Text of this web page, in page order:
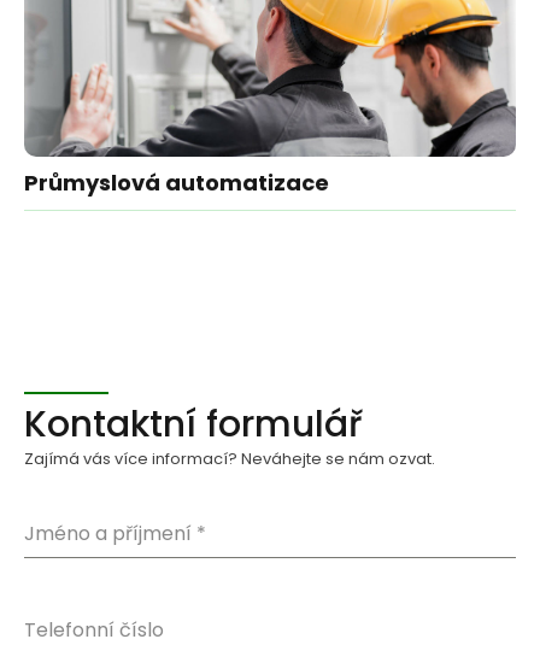
Průmyslová automatizace
Kontaktní formulář
Zajímá vás více informací? Neváhejte se nám ozvat.
Jméno a příjmení *
Telefonní číslo